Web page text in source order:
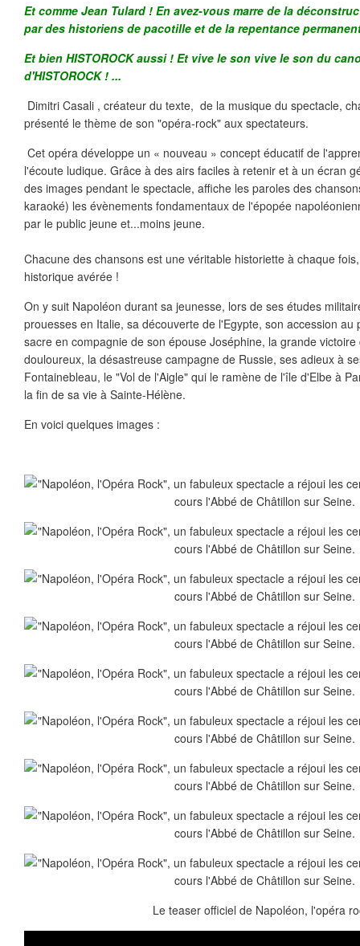
Et comme Jean Tulard ! En avez-vous marre de la
par des historiens de pacotille et de la repentance
Et bien HISTOROCK aussi ! Et vive le son vive le son du
d'HISTOROCK ! ...
Dimitri Casali , créateur du texte, de la musique du spectacle,
présenté le thème de son "opéra-rock" aux spectateurs.
Cet opéra développe un « nouveau » concept éducatif de
l'écoute ludique. Grâce à des airs faciles à retenir et à un écran
des images pendant le spectacle, affiche les paroles des
karaoké) les évènements fondamentaux de l'épopée
par le public jeune et...moins jeune.
Chacune des chansons est une véritable historiette à chaque
historique avérée !
On y suit Napoléon durant sa jeunesse, lors de ses études
prouesses en Italie, sa découverte de l'Egypte, son accession au
sacre en compagnie de son épouse Joséphine, la grande
douloureux, la désastreuse campagne de Russie, ses adieux à
Fontainebleau, le "Vol de l'Aigle" qui le ramène de l'île d'Elbe à
la fin de sa vie à Sainte-Hélène.
En voici quelques images :
Le teaser officiel de Napoléon, l'opéra